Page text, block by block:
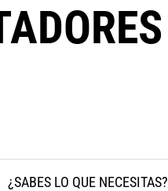
¿SABES LO QUE NECESITAS?